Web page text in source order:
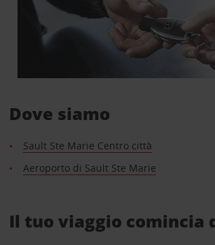
Dove siamo
Sault Ste Marie Centro città
Aeroporto di Sault Ste Marie
Il tuo viaggio comincia